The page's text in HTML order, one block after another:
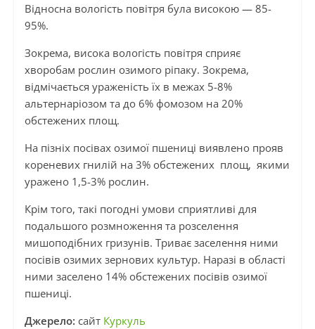
Відносна вологість повітря була високою — 85-
95%.
Зокрема, висока вологість повітря сприяє
хворобам рослин озимого ріпаку. Зокрема,
відмічається ураженість їх в межах 5-8%
альтернаріозом та до 6% фомозом на 20%
обстежених площ.
На пізніх посівах озимої пшениці виявлено прояв
кореневих гнилій на 3% обстежених площ, якими
уражено 1,5-3% рослин.
Крім того, такі погодні умови сприятливі для
подальшого розмноження та розселення
мишоподібних гризунів. Триває заселення ними
посівів озимих зернових культур. Наразі в області
ними заселено 14% обстежених посівів озимої
пшениці.
Джерело: сайт Куркуль